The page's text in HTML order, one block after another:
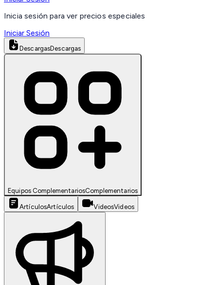
Inicia sesión para ver precios especiales
Iniciar Sesión
DescargasDescargas
Equipos ComplementariosComplementarios
ArtículosArtículos VideosVideos